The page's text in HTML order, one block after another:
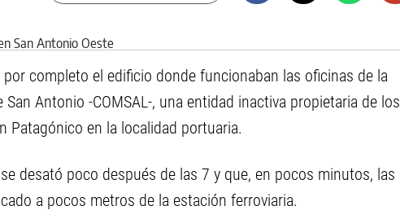
completo el edificio donde funcionaban las oficinas de la
Antonio -COMSAL-, una entidad inactiva propietaria de los
Patagónico en la localidad portuaria.
desató poco después de las 7 y que, en pocos minutos, las
a pocos metros de la estación ferroviaria.